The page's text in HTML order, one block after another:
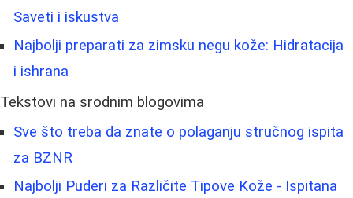
Saveti i iskustva
Najbolji preparati za zimsku negu kože: Hidratacija
i ishrana
Tekstovi na srodnim blogovima
Sve što treba da znate o polaganju stručnog ispita
za BZNR
Najbolji Puderi za Različite Tipove Kože - Ispitana